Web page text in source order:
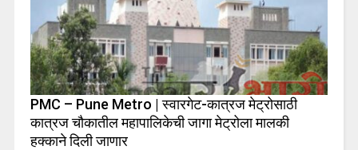
PMC – Pune Metro | स्वारगेट-कात्रज मेट्रोसाठी
कात्रज चौकातील महापालिकेची जागा मेट्रोला मालकी
हक्काने दिली जाणार